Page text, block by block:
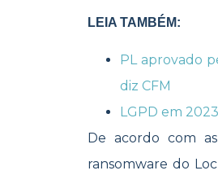
LEIA TAMBÉM:
PL aprovado
diz CFM
LGPD em
De acordo com
ransomware do